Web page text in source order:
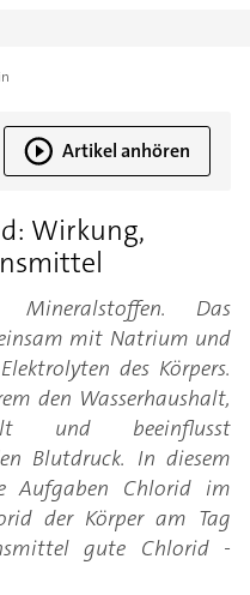
Artikel anhören
Wirkung,
Das
mit Natrium und
des Körpers.
den Wasserhaushalt,
und beeinflusst
Blutdruck. In diesem
Aufgaben Chlorid im
der Körper am Tag
gute Chlorid -